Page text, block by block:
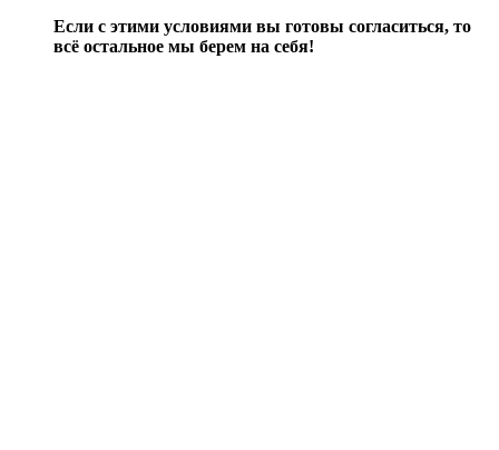
Если с этими условиями вы готовы согласиться, то
всё остальное мы берем на себя!